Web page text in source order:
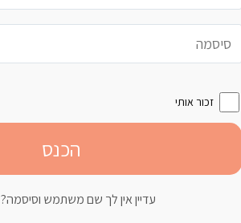
זכור אותי
עדיין אין לך שם משתמש וסיסמה?